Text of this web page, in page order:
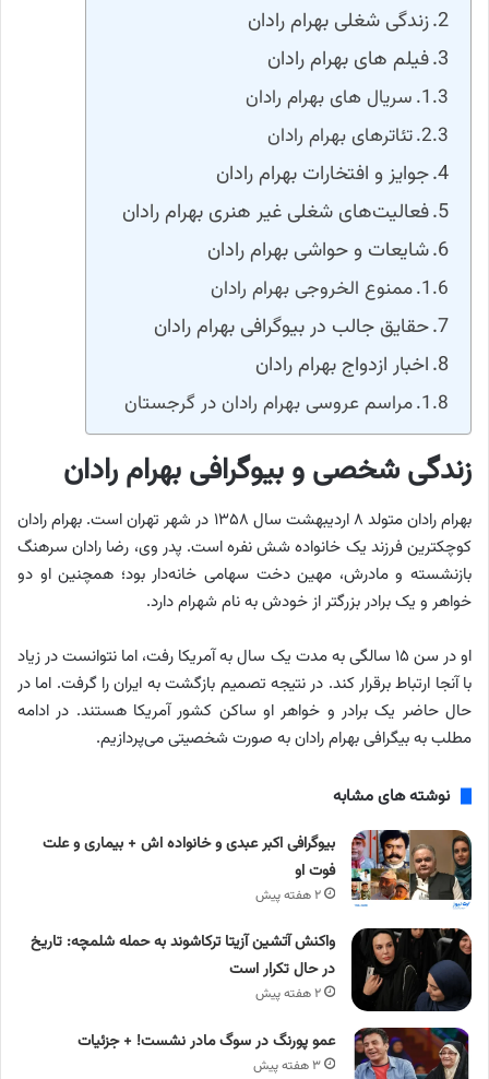
زندگی شغلی بهرام رادان
فیلم های بهرام رادان
سریال های بهرام رادان
تئاترهای بهرام رادان
جوایز و افتخارات بهرام رادان
فعالیت‌های شغلی غیر هنری بهرام رادان
شایعات و حواشی بهرام رادان
ممنوع الخروجی بهرام رادان
حقایق جالب در بیوگرافی بهرام رادان
اخبار ازدواج بهرام رادان
مراسم عروسی بهرام رادان در گرجستان
زندگی شخصی و بیوگرافی بهرام رادان
بهرام رادان متولد ۸ اردیبهشت سال ۱۳۵۸ در شهر تهران است. بهرام رادان
کوچکترین فرزند یک خانواده شش نفره است. پدر وی، رضا رادان سرهنگ
بازنشسته و مادرش، مهین دخت سهامی خانه‌دار بود؛ همچنین او دو
خواهر و یک برادر بزرگتر از خودش به نام شهرام دارد.
او در سن ۱۵ سالگی به مدت یک سال به آمریکا رفت، اما نتوانست در زیاد
با آنجا ارتباط برقرار کند. در نتیجه تصمیم بازگشت به ایران را گرفت. اما در
حال حاضر یک برادر و خواهر او ساکن کشور آمریکا هستند. در ادامه
مطلب به بیگرافی بهرام رادان به صورت شخصیتی می‌پردازیم.
نوشته های مشابه
بیوگرافی اکبر عبدی و خانواده اش + بیماری و علت
فوت او
۲ هفته پیش
واکنش آتشین آزیتا ترکاشوند به حمله شلمچه: تاریخ
در حال تکرار است
۲ هفته پیش
عمو پورنگ در سوگ مادر نشست! + جزئیات
۳ هفته پیش